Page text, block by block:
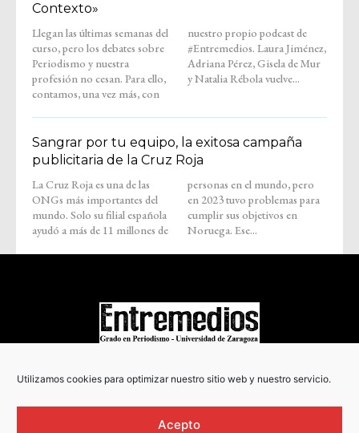
Utilizamos cookies para optimizar nuestro sitio web y nuestro servicio.
Acepto
Contexto»
Llegan las últimas semanas del
curso, pero los debates sobre
Periodismo y nuestra
profesión no cesan. Para ello,
contamos, una vez más, con
nuestro propio podcast de
#Entremedios. Laura Jiménez,
Adriana Pérez, Gisela de Mur
y Natalia Rébola vuelve...
Sangrar por tu equipo, la exitosa campaña
publicitaria de la Cruz Roja
La Cruz Roja es una de las
ONGs más importantes del
mundo. Solo su filial española
ayudó a más de 11 millones de
personas en el mundo, pero
en 2023 tuvo problemas para
cumplir sus objetivos en
Noruega. Ese...